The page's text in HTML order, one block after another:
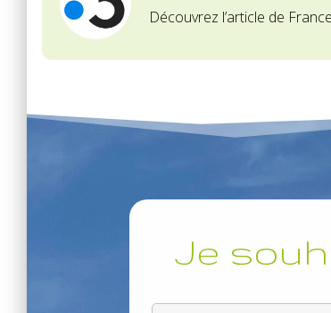
Découvrez l’article de
Je